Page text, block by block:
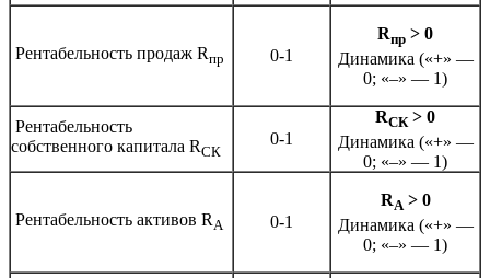
Рентабельность продаж Rпр 0-1
Rпр > 0
Динамика («+» —
0; «–» — 1)
Рентабельность
собственного капитала RСК
0-1
RСК > 0
Динамика («+» —
0; «–» — 1)
Рентабельность активов RА 0-1
RА > 0
Динамика («+» —
0; «–» — 1)